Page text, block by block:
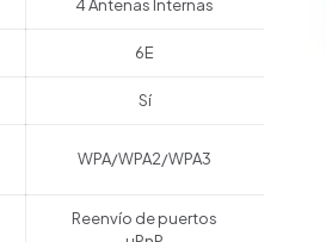
4 Antenas Internas
6E
Sí
WPA/WPA2/WPA3
Reenvío de puertos